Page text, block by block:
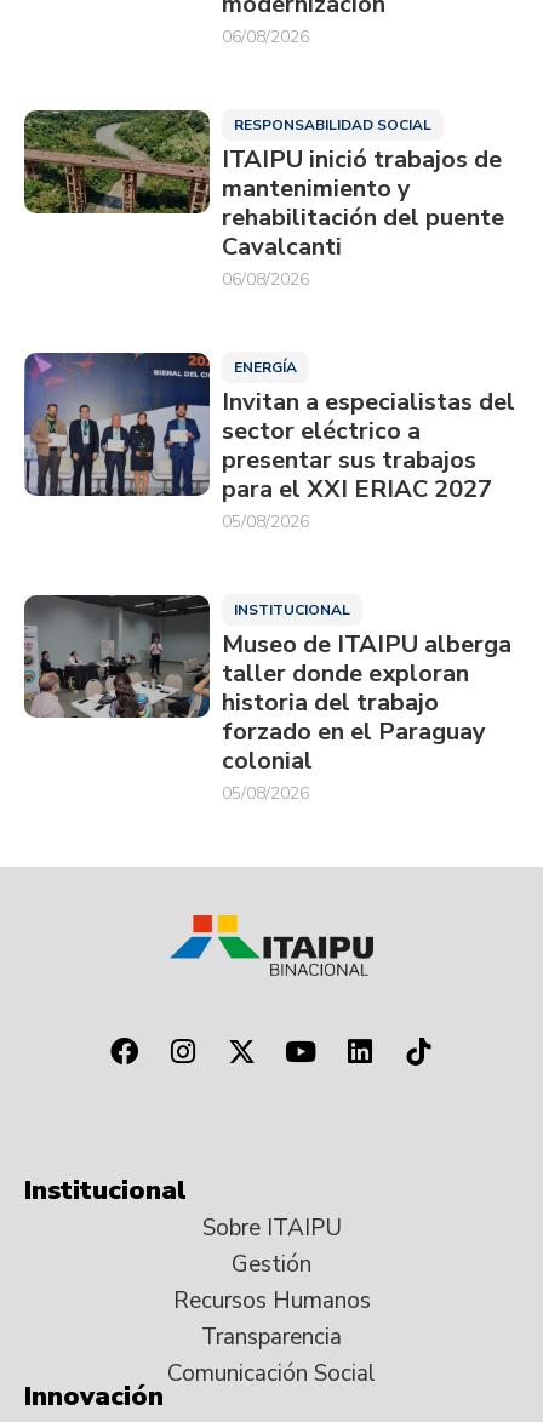
06/08/2026
RESPONSABILIDAD SOCIAL
ITAIPU inició trabajos de
mantenimiento y
rehabilitación del puente
Cavalcanti
06/08/2026
ENERGÍA
Invitan a especialistas del
sector eléctrico a
presentar sus trabajos
para el XXI ERIAC 2027
05/08/2026
INSTITUCIONAL
Museo de ITAIPU alberga
taller donde exploran
historia del trabajo
forzado en el Paraguay
colonial
05/08/2026
Institucional
Sobre ITAIPU
Gestión
Recursos Humanos
Transparencia
Comunicación Social
Innovación